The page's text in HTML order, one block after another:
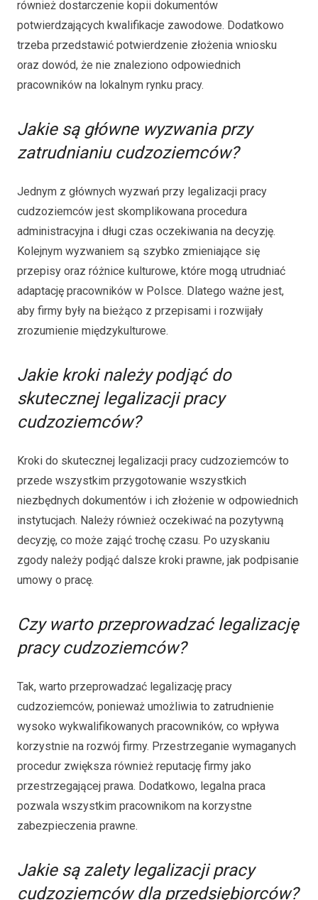
również dostarczenie kopii dokumentów
potwierdzających kwalifikacje zawodowe. Dodatkowo
trzeba przedstawić potwierdzenie złożenia wniosku
oraz dowód, że nie znaleziono odpowiednich
pracowników na lokalnym rynku pracy.
Jakie są główne wyzwania przy
zatrudnianiu cudzoziemców?
Jednym z głównych wyzwań przy legalizacji pracy
cudzoziemców jest skomplikowana procedura
administracyjna i długi czas oczekiwania na decyzję.
Kolejnym wyzwaniem są szybko zmieniające się
przepisy oraz różnice kulturowe, które mogą utrudniać
adaptację pracowników w Polsce. Dlatego ważne jest,
aby firmy były na bieżąco z przepisami i rozwijały
zrozumienie międzykulturowe.
Jakie kroki należy podjąć do
skutecznej legalizacji pracy
cudzoziemców?
Kroki do skutecznej legalizacji pracy cudzoziemców to
przede wszystkim przygotowanie wszystkich
niezbędnych dokumentów i ich złożenie w odpowiednich
instytucjach. Należy również oczekiwać na pozytywną
decyzję, co może zająć trochę czasu. Po uzyskaniu
zgody należy podjąć dalsze kroki prawne, jak podpisanie
umowy o pracę.
Czy warto przeprowadzać legalizację
pracy cudzoziemców?
Tak, warto przeprowadzać legalizację pracy
cudzoziemców, ponieważ umożliwia to zatrudnienie
wysoko wykwalifikowanych pracowników, co wpływa
korzystnie na rozwój firmy. Przestrzeganie wymaganych
procedur zwiększa również reputację firmy jako
przestrzegającej prawa. Dodatkowo, legalna praca
pozwala wszystkim pracownikom na korzystne
zabezpieczenia prawne.
Jakie są zalety legalizacji pracy
cudzoziemców dla przedsiębiorców?